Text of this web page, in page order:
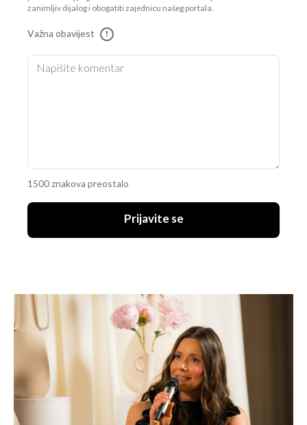
zanimljiv dijalog i obogatiti zajednicu našeg portala.
Važna obavijest !
1500 znakova preostalo
Prijavite se